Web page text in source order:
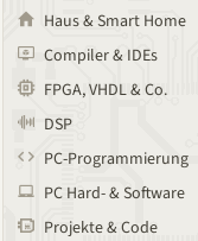
Haus & Smart Home
Compiler & IDEs
FPGA, VHDL & Co.
DSP
PC-Programmierung
PC Hard- & Software
Projekte & Code